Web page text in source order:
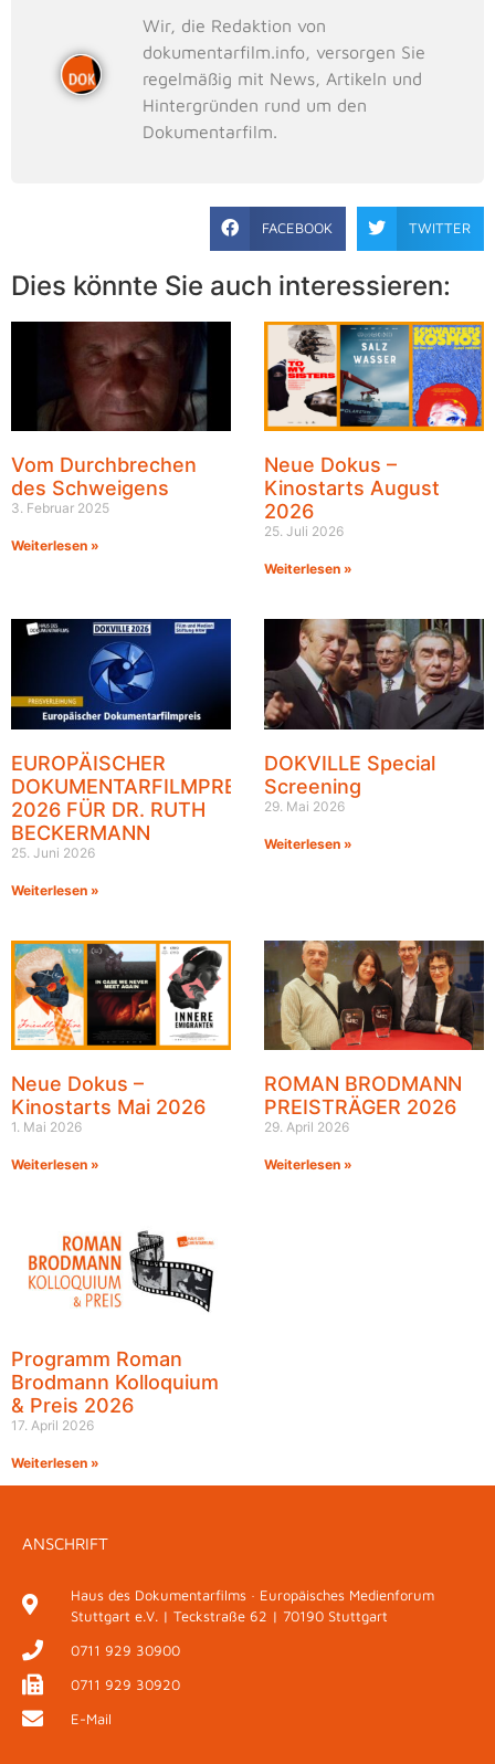
Wir, die Redaktion von
dokumentarfilm.info, versorgen Sie
regelmäßig mit News, Artikeln und
Hintergründen rund um den
Dokumentarfilm.
FACEBOOK TWITTER
Dies könnte Sie auch interessieren:
Vom Durchbrechen
des Schweigens
3. Februar 2025
Weiterlesen »
Neue Dokus –
Kinostarts August
2026
25. Juli 2026
Weiterlesen »
EUROPÄISCHER
DOKUMENTARFILMPREIS
2026 FÜR DR. RUTH
BECKERMANN
25. Juni 2026
Weiterlesen »
DOKVILLE Special
Screening
29. Mai 2026
Weiterlesen »
Neue Dokus –
Kinostarts Mai 2026
1. Mai 2026
Weiterlesen »
ROMAN BRODMANN
PREISTRÄGER 2026
29. April 2026
Weiterlesen »
Programm Roman
Brodmann Kolloquium
& Preis 2026
17. April 2026
Weiterlesen »
ANSCHRIFT
Haus des Dokumentarfilms · Europäisches Medienforum
Stuttgart e.V. | Teckstraße 62 | 70190 Stuttgart
0711 929 30900
0711 929 30920
E-Mail